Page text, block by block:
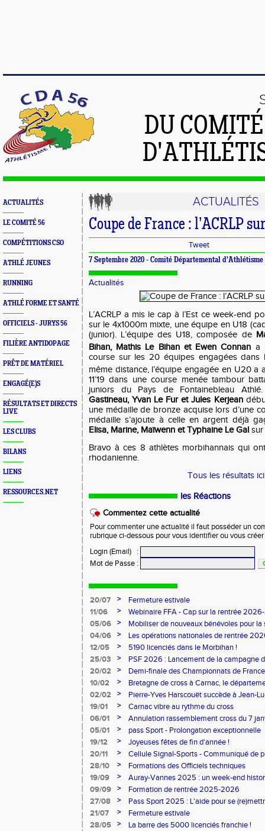
DU
ACTUALITÉS
LE COMITÉ 56
COMPÉTITIONS CSO
ATHLÉ JEUNES
RUNNING
ATHLÉ FORME ET SANTÉ
OFFICIELS - JURYS 56
FILIÈRE ANTIDOPAGE
PRÊT DE MATÉRIEL
ENGAGÉ(E)S
RÉSULTATS ET DIRECTS
LIVE
LES CLUBS
BILANS
LIENS
RESSOURCES.NET
ACTUALITÉS
Coupe de France : l’ACRLP
Tweet
7 Septembre 2020 - Comité Départemental
Actualités
L’ACRLP a mis le cap à l’Est ce week-end
sur le 4x1000m mixte, une équipe en U18
(junior). L’équipe des U18, composée de
Bihan, Mathis Le Bihan et Ewen Connan a
course sur les 20 équipes engagées dans
même distance, l’équipe engagée en U20 a
11’19 dans une course menée tambour
juniors du Pays de Fontainebleau
Gastineau, Yvan Le Fur et Jules Kerjean
une médaille de bronze acquise lors d’une
médaille s’ajoute à celle en argent déjà
Elisa, Marine, Maïwenn et Typhaine Le Gal sur
Bravo à ces 8 athlètes morbihannais qui
rhodanienne.
Tous les résultats ici
les Réactions
Commentez cette actualité
Pour commenter une actualité il faut posséder un
rubrique ci-dessous pour vous identifier ou vous
Login (Email)
:
Mot de Passe :
20/07 >
Fermeture estivale
11/06
>
Webinaire FFA - Cap sur la rentrée
05/06
>
Mobiliser de nouveaux bénévoles pour
04/06
>
Les opérations nationales de rentrée
12/05
>
5190 licenciés dans le Morbihan !
25/03
>
PSF 2026 : Lancement de la campagne
20/02
>
Demi-finale des Championnats de
10/02
>
Bretagne de cross à Carnac, le
l'honneur
02/02 >
Pierre-Yves Harscouët succède à Jean-
comité du Morbihan
19/01 >
Carnac vibre au rythme du cross
06/01
>
Annulation rassemblement cross du 7
05/01
>
pass Sport - Prolongation exceptionnelle
19/12
>
Joyeuses fêtes de fin d'année !
20/11
>
Cellule Signal-Sports - Communiqué de
Sports
28/10 >
Formations des Officiels techniques
19/09
>
Auray-Vannes 2025 : un week-end
marathon breton
09/09 >
Formation de rentrée 2025-2026
27/08
>
Pass Sport 2025 : L'aide pour se
21/07
>
Fermeture estivale
28/05
> La barre des 5000 licenciés franchie !
Le replay du webinaire dédié à la préparation de la
Aide à la formation reconduite : Déposez votre dossier